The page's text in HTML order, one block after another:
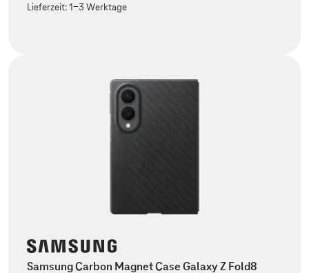
Lieferzeit:1-3 Werktage
Samsung Carbon Magnet Case Galaxy Z Fold8